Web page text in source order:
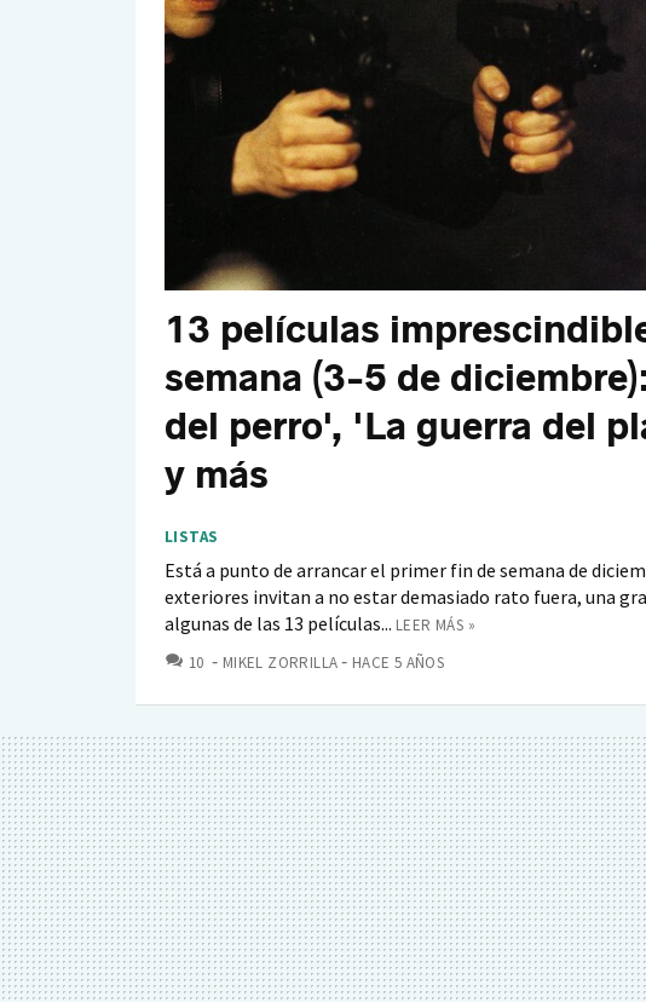
13 películas
semana (3-5 de
del perro', 'La guerra del
y más
LISTAS
Está a punto de arrancar el primer fin de semana de
exteriores invitan a no estar demasiado rato fuera, una
algunas de las 13 películas... LEER MÁS »
10 COMENTARIOS
MIKEL ZORRILLA HACE 5 AÑOS